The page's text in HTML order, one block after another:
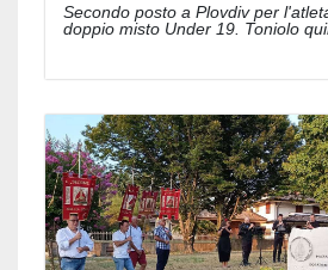
Secondo posto a Plovdiv per
doppio misto Under 19. Toniolo